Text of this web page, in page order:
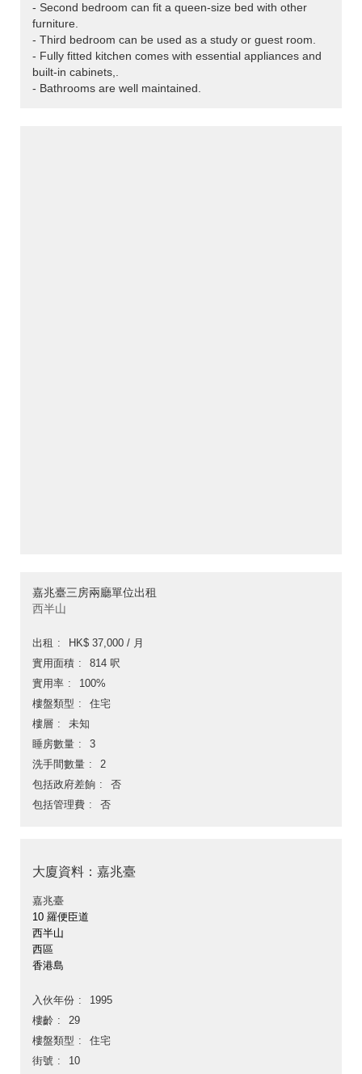
- Second bedroom can fit a queen-size bed with other
furniture.
- Third bedroom can be used as a study or guest room.
- Fully fitted kitchen comes with essential appliances and
built-in cabinets,.
- Bathrooms are well maintained.
嘉兆臺三房兩廳單位出租
西半山
出租
HK$ 37,000 / 月
實用面積
814 呎
實用率
100%
樓盤類型
住宅
樓層
未知
睡房數量
3
洗手間數量
2
包括政府差餉
否
包括管理費
否
大廈資料：嘉兆臺
嘉兆臺
10 羅便臣道
西半山
西區
香港島
入伙年份
1995
樓齡
29
樓盤類型
住宅
街號
10